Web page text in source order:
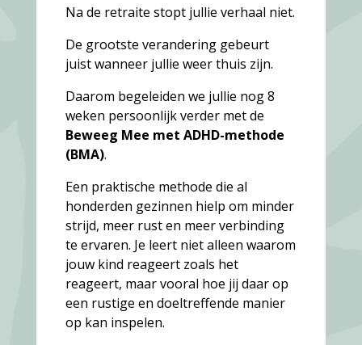
Na de retraite stopt jullie verhaal niet.
De grootste verandering gebeurt
juist wanneer jullie weer thuis zijn.
Daarom begeleiden we jullie nog 8
weken persoonlijk verder met de
Beweeg Mee met ADHD-methode
(BMA).
Een praktische methode die al
honderden gezinnen hielp om minder
strijd, meer rust en meer verbinding
te ervaren. Je leert niet alleen waarom
jouw kind reageert zoals het
reageert, maar vooral hoe jij daar op
een rustige en doeltreffende manier
op kan inspelen.